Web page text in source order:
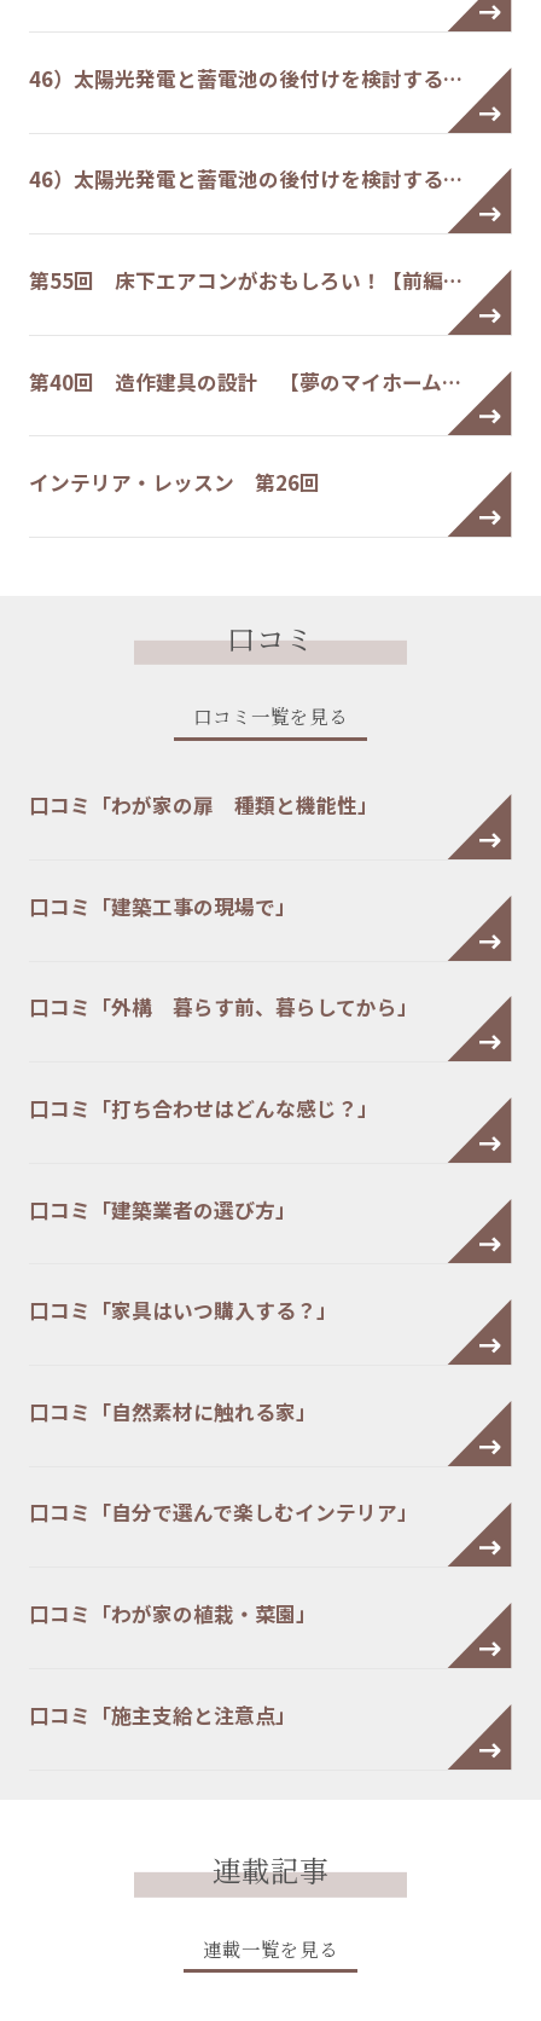
46）太陽光発電と蓄電池の後付けを検討する…
46）太陽光発電と蓄電池の後付けを検討する…
第55回 床下エアコンがおもしろい！【前編…
第40回 造作建具の設計 【夢のマイホーム…
インテリア・レッスン 第26回
口コミ
口コミ一覧を見る
口コミ「わが家の扉 種類と機能性」
口コミ「建築工事の現場で」
口コミ「外構 暮らす前、暮らしてから」
口コミ「打ち合わせはどんな感じ？」
口コミ「建築業者の選び方」
口コミ「家具はいつ購入する？」
口コミ「自然素材に触れる家」
口コミ「自分で選んで楽しむインテリア」
口コミ「わが家の植栽・菜園」
口コミ「施主支給と注意点」
連載記事
連載一覧を見る